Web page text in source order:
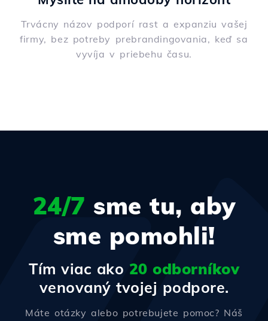
Trvácny názov podporí rast a expanziu vašej
firmy, bez potreby prebrandingovania, keď sa
vyvíja v priebehu času.
24/7 sme tu, aby
sme pomohli!
Tím viac ako 20 odborníkov
venovaný tvojej podpore.
Máte otázky alebo potrebujete pomoc? Náš